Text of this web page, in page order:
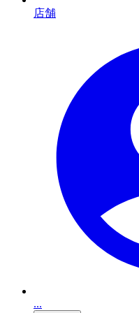
店舗
...